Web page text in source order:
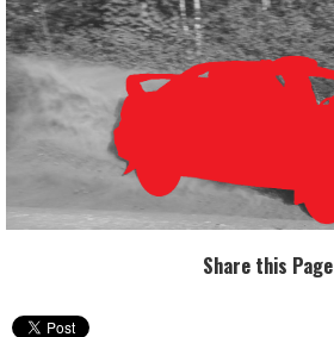
Share this Page